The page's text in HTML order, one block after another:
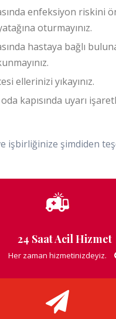
enfeksiyon riskini
oturmayınız.
hastaya bağlı
ellerinizi yıkayınız.
oda kapısında uyarı
ve işbirliğinize şimdiden
24 Saat Acil Hizmet
Her zaman hizmetinizdeyiz.